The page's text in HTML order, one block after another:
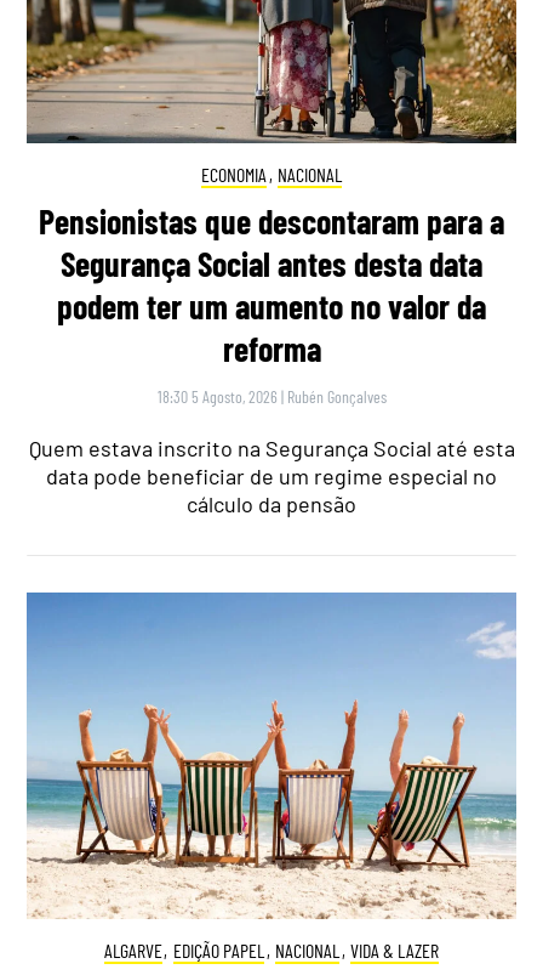
ECONOMIA , NACIONAL
Pensionistas que descontaram para a
Segurança Social antes desta data
podem ter um aumento no valor da
reforma
18:30 5 Agosto, 2026 | Rubén Gonçalves
Quem estava inscrito na Segurança Social até esta
data pode beneficiar de um regime especial no
cálculo da pensão
ALGARVE, EDIÇÃO PAPEL , NACIONAL , VIDA & LAZER